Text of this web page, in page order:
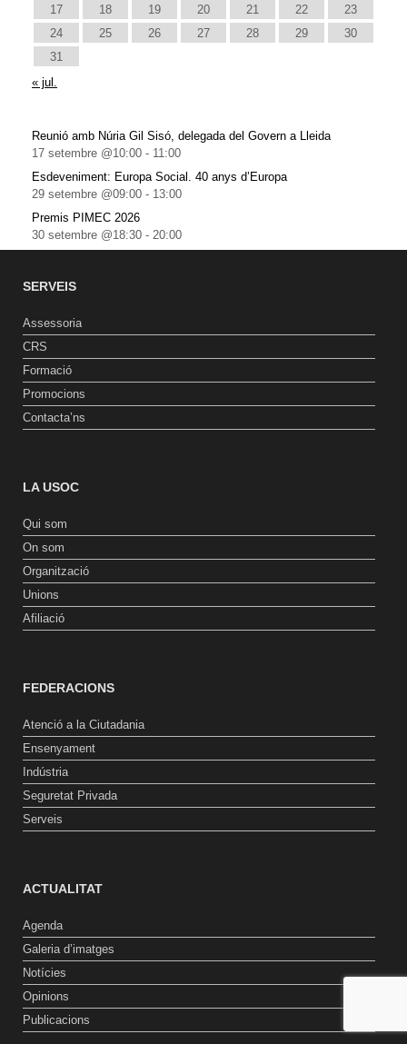
17
18 19 20 21 22
23
24
25 26 27 28 29
30
31
« jul.
Reunió amb Núria Gil Sisó, delegada del Govern a Lleida
17 setembre @10:00 - 11:00
Esdeveniment: Europa Social. 40 anys d’Europa
29 setembre @09:00 - 13:00
Premis PIMEC 2026
30 setembre @18:30 - 20:00
SERVEIS
Assessoria
CRS
Formació
Promocions
Contacta’ns
LA USOC
Qui som
On som
Organització
Unions
Afiliació
FEDERACIONS
Atenció a la Ciutadania
Ensenyament
Indústria
Seguretat Privada
Serveis
ACTUALITAT
Agenda
Galeria d’imatges
Notícies
Opinions
Publicacions